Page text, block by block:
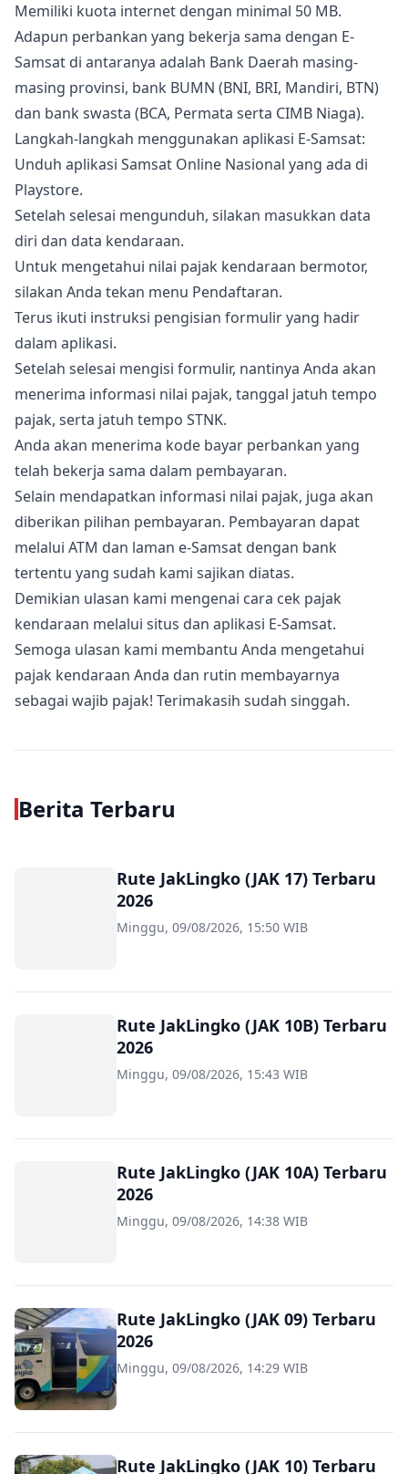
Memiliki kuota internet dengan minimal 50 MB.
Adapun perbankan yang bekerja sama dengan E-
Samsat di antaranya adalah Bank Daerah masing-
masing provinsi, bank BUMN (BNI, BRI, Mandiri, BTN)
dan bank swasta (BCA, Permata serta CIMB Niaga).
Langkah-langkah menggunakan aplikasi E-Samsat:
Unduh aplikasi Samsat Online Nasional yang ada di
Playstore.
Setelah selesai mengunduh, silakan masukkan data
diri dan data kendaraan.
Untuk mengetahui nilai pajak kendaraan bermotor,
silakan Anda tekan menu Pendaftaran.
Terus ikuti instruksi pengisian formulir yang hadir
dalam aplikasi.
Setelah selesai mengisi formulir, nantinya Anda akan
menerima informasi nilai pajak, tanggal jatuh tempo
pajak, serta jatuh tempo STNK.
Anda akan menerima kode bayar perbankan yang
telah bekerja sama dalam pembayaran.
Selain mendapatkan informasi nilai pajak, juga akan
diberikan pilihan pembayaran. Pembayaran dapat
melalui ATM dan laman e-Samsat dengan bank
tertentu yang sudah kami sajikan diatas.
Demikian ulasan kami mengenai cara cek pajak
kendaraan melalui situs dan aplikasi E-Samsat.
Semoga ulasan kami membantu Anda mengetahui
pajak kendaraan Anda dan rutin membayarnya
sebagai wajib pajak! Terimakasih sudah singgah.
Berita Terbaru
Rute JakLingko (JAK 17) Terbaru
2026
Minggu, 09/08/2026, 15:50 WIB
Rute JakLingko (JAK 10B) Terbaru
2026
Minggu, 09/08/2026, 15:43 WIB
Rute JakLingko (JAK 10A) Terbaru
2026
Minggu, 09/08/2026, 14:38 WIB
Rute JakLingko (JAK 09) Terbaru
2026
Minggu, 09/08/2026, 14:29 WIB
Rute JakLingko (JAK 10) Terbaru